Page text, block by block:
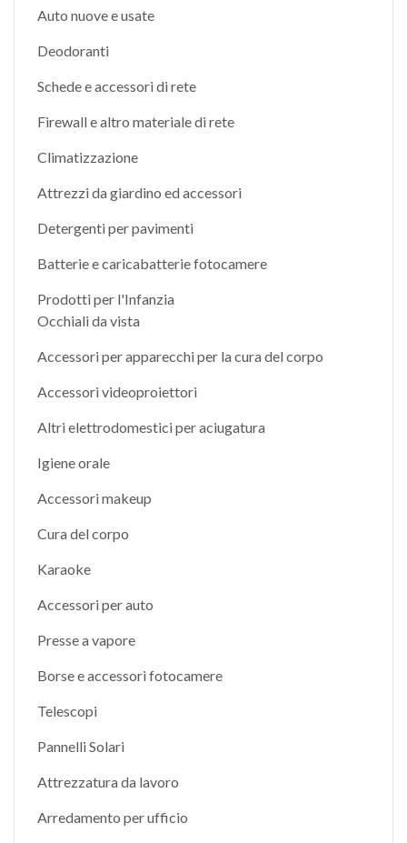
Auto nuove e usate
Deodoranti
Schede e accessori di rete
Firewall e altro materiale di rete
Climatizzazione
Attrezzi da giardino ed accessori
Detergenti per pavimenti
Batterie e caricabatterie fotocamere
Prodotti per l'Infanzia
Occhiali da vista
Accessori per apparecchi per la cura del corpo
Accessori videoproiettori
Altri elettrodomestici per aciugatura
Igiene orale
Accessori makeup
Cura del corpo
Karaoke
Accessori per auto
Presse a vapore
Borse e accessori fotocamere
Telescopi
Pannelli Solari
Attrezzatura da lavoro
Arredamento per ufficio